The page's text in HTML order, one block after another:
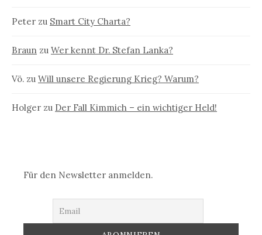
Peter zu Smart City Charta?
Braun zu Wer kennt Dr. Stefan Lanka?
Vö. zu Will unsere Regierung Krieg? Warum?
Holger zu Der Fall Kimmich – ein wichtiger Held!
Für den Newsletter anmelden.